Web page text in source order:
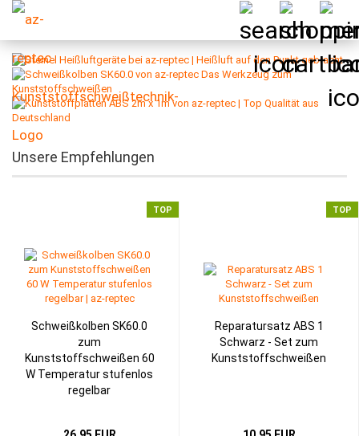
Unsere Empfehlungen
TOP
Schweißkolben SK60.0
zum
Kunststoffschweißen 60
W Temperatur stufenlos
regelbar
TOP
Reparatursatz ABS 1
Schwarz - Set zum
Kunststoffschweißen